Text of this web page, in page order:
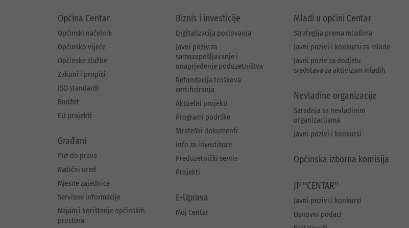
Općina Centar
Općinski načelnik
Općinsko vijeće
Općinske službe
Zakoni i propisi
ISO standardi
Budžet
EU projekti
Građani
Put do prava
Matični ured
Mjesne zajednice
Servisne informacije
Najam i korištenje općinskih
prostora
Biznis i investicije
Digitalizacija poslovanja
Javni poziv za
samozapošljavanje i
unaprjeđenje poduzetništva
Refundacija troškova
certificiranja
Aktuelni projekti
Programi podrške
Strateški dokumenti
Info za investitore
Preduzetnički servis
Projekti
E-Uprava
Moj Centar
Mladi u općini Centar
Strategija prema mladima
Javni pozivi i konkursi za mlade
Javni poziv za dodjelu
sredstava za aktivizam mladih
Nevladine organizacije
Saradnja sa nevladinim
organizacijama
Javni pozivi i konkursi
Općinska izborna komisija
JP ''CENTAR''
Javni pozivi i konkursi
Osnovni podaci